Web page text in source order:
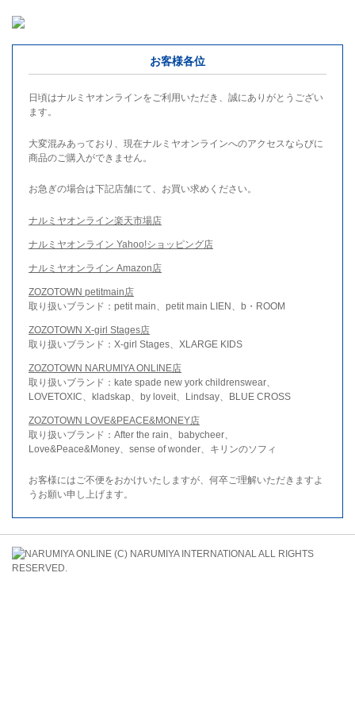
お客様各位
日頃はナルミヤオンラインをご利用いただき、誠にありがとうござい
ます。
大変混みあっており、現在ナルミヤオンラインへのアクセスならびに
商品のご購入ができません。
お急ぎの場合は下記店舗にて、お買い求めください。
ナルミヤオンライン楽天市場店
ナルミヤオンライン Yahoo!ショッピング店
ナルミヤオンライン Amazon店
ZOZOTOWN petitmain店
取り扱いブランド：petit main、petit main LIEN、b・ROOM
ZOZOTOWN X-girl Stages店
取り扱いブランド：X-girl Stages、XLARGE KIDS
ZOZOTOWN NARUMIYA ONLINE店
取り扱いブランド：kate spade new york childrenswear、
LOVETOXIC、kladskap、by loveit、Lindsay、BLUE CROSS
ZOZOTOWN LOVE&PEACE&MONEY店
取り扱いブランド：After the rain、babycheer、
Love&Peace&Money、sense of wonder、キリンのソフィ
お客様にはご不便をおかけいたしますが、何卒ご理解いただきますよ
うお願い申し上げます。